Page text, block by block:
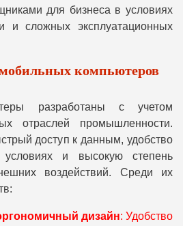
для бизнеса в условиях
и сложных эксплуатационных
компьютеров
разработаны с учетом
отраслей промышленности.
доступ к данным, удобство
и высокую степень
воздействий. Среди их
дизайн: Удобство